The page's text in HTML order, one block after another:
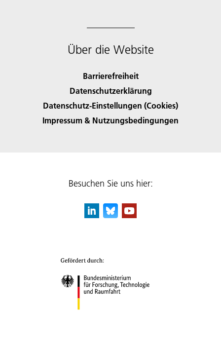
Über die Website
Barrierefreiheit
Datenschutzerklärung
Datenschutz-Einstellungen (Cookies)
Impressum & Nutzungsbedingungen
Besuchen Sie uns hier: